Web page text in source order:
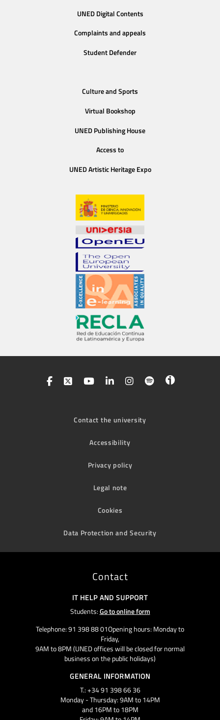
UNED Digital Contents
Complaints and appeals
Student Defender
Culture and Sports
Virtual Bookshop
UNED Publishing House
Access to
UNED Artistic Heritage Expo
Contact the university
Accessibility
Privacy policy
Legal note
Cookies
Data Protection and Security
Contact
IT HELP AND SUPPORT
Students:Go to online form
Telephone: 91 398 88 01Opening hours: Monday to
Friday,
9AM to 8PM (UNED offices will be closed for normal
business on the public holidays)
GENERAL INFORMATION
T.: +34 91 398 66 36
Monday - Thursday: 9AM to 14PM
and 16PM to 18PM